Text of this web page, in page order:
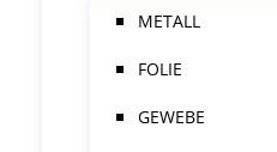
METALL
FOLIE
GEWEBE